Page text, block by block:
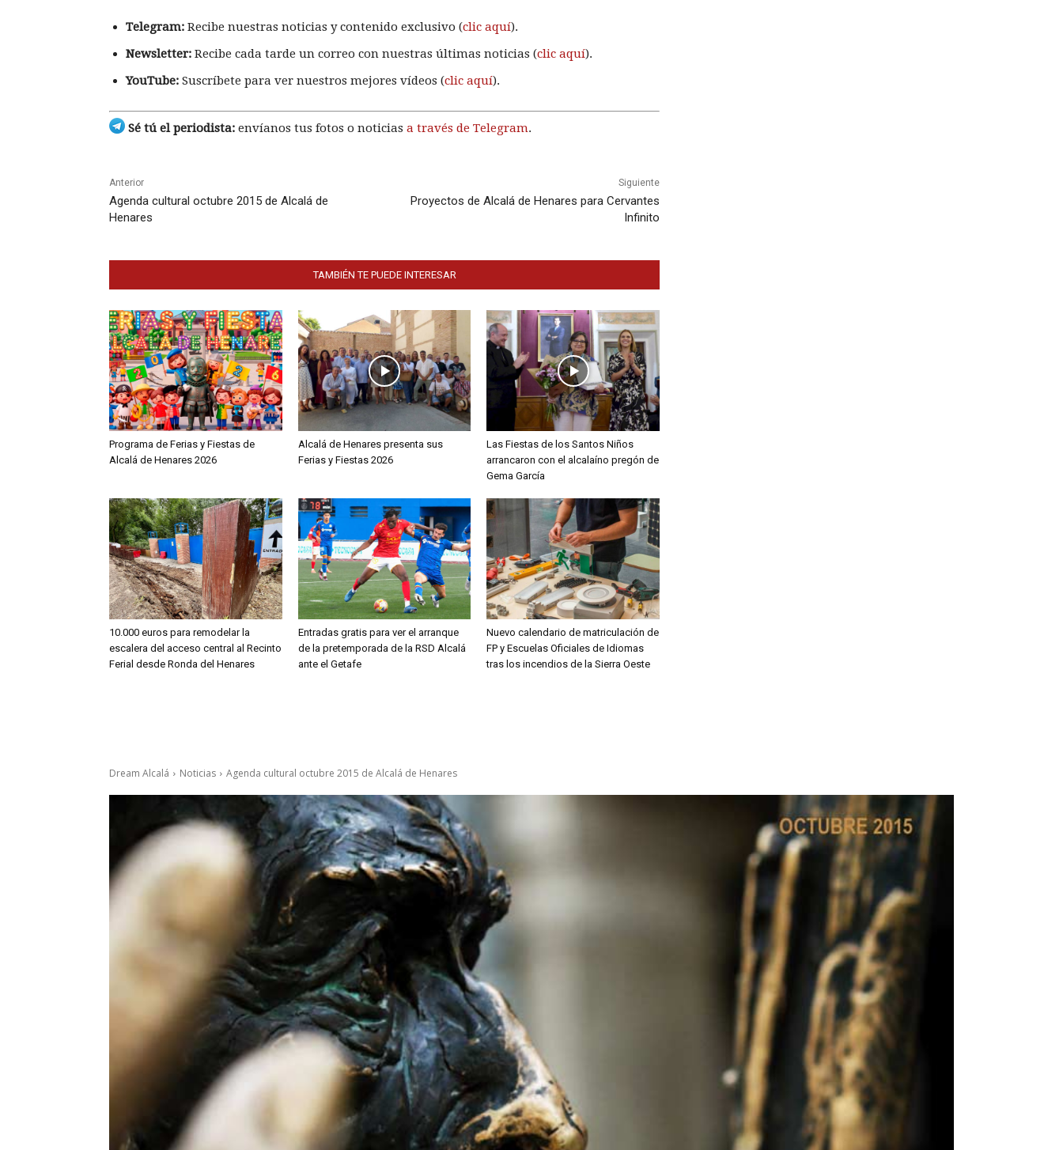
Telegram: Recibe nuestras noticias y contenido exclusivo (clic aquí).
Newsletter: Recibe cada tarde un correo con nuestras últimas noticias (clic aquí).
YouTube: Suscríbete para ver nuestros mejores vídeos (clic aquí).
Sé tú el periodista: envíanos tus fotos o noticias a través de Telegram.
Anterior
Agenda cultural octubre 2015 de Alcalá de
Henares
Siguiente
Proyectos de Alcalá de Henares para Cervantes
Infinito
TAMBIÉN TE PUEDE INTERESAR
Programa de Ferias y Fiestas de
Alcalá de Henares 2026
Alcalá de Henares presenta sus
Ferias y Fiestas 2026
Las Fiestas de los Santos Niños
arrancaron con el alcalaíno pregón de
Gema García
10.000 euros para remodelar la
escalera del acceso central al Recinto
Ferial desde Ronda del Henares
Entradas gratis para ver el arranque
de la pretemporada de la RSD Alcalá
ante el Getafe
Nuevo calendario de matriculación de
FP y Escuelas Oficiales de Idiomas
tras los incendios de la Sierra Oeste